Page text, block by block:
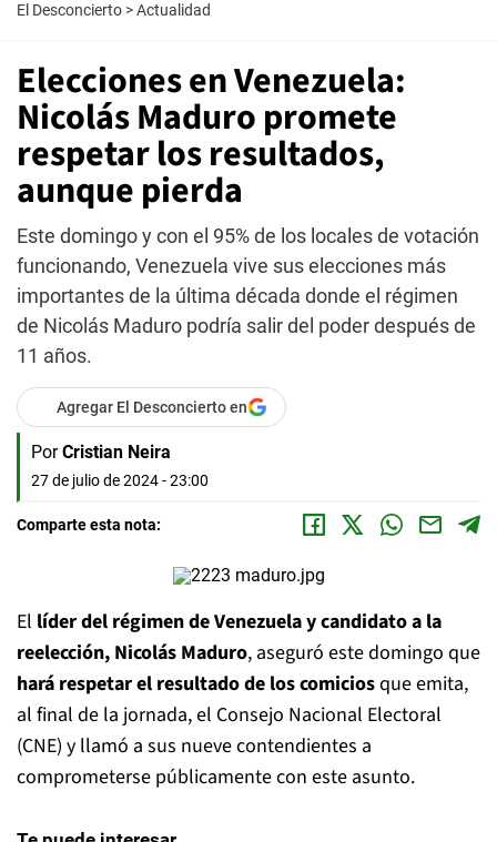
El Desconcierto >Actualidad
Elecciones en Venezuela:
Nicolás Maduro promete
respetar los resultados,
aunque pierda
Este domingo y con el 95% de los locales de votación
funcionando, Venezuela vive sus elecciones más
importantes de la última década donde el régimen
de Nicolás Maduro podría salir del poder después de
11 años.
Agregar El Desconcierto en
Por Cristian Neira
27 de julio de 2024 - 23:00
Comparte esta nota:
El líder del régimen de Venezuela y candidato a la
reelección, Nicolás Maduro, aseguró este domingo que
hará respetar el resultado de los comiciosque emita,
al final de la jornada, el Consejo Nacional Electoral
(CNE) y llamó a sus nueve contendientes a
comprometerse públicamente con este asunto.